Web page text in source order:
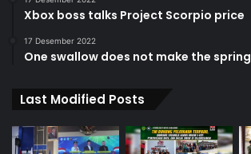
Xbox boss talks Project Scorpio price
17 Desember 2022
One swallow does not make the spring
Last Modified Posts